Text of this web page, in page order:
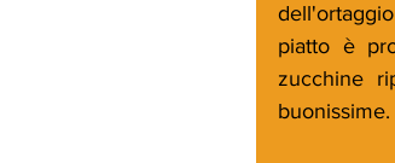
piatto è
zucchine
buonissime.